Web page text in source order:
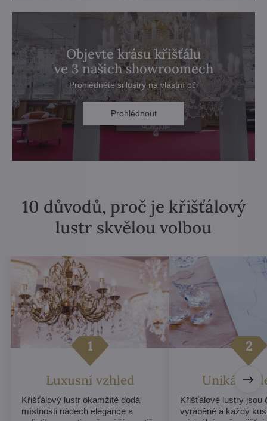
Objevte krásu křišťálu
ve 3 našich showroomech
Prohlédněte si lustry na vlastní oči
Prohlédnout
10 důvodů, proč je křišťálový
lustr skvělou volbou
Luxusní vzhled
Křišťálový lustr okamžitě dodá
místnosti nádech elegance a
Unikátní
Křišťálové lustry jsou
vyráběné a každý